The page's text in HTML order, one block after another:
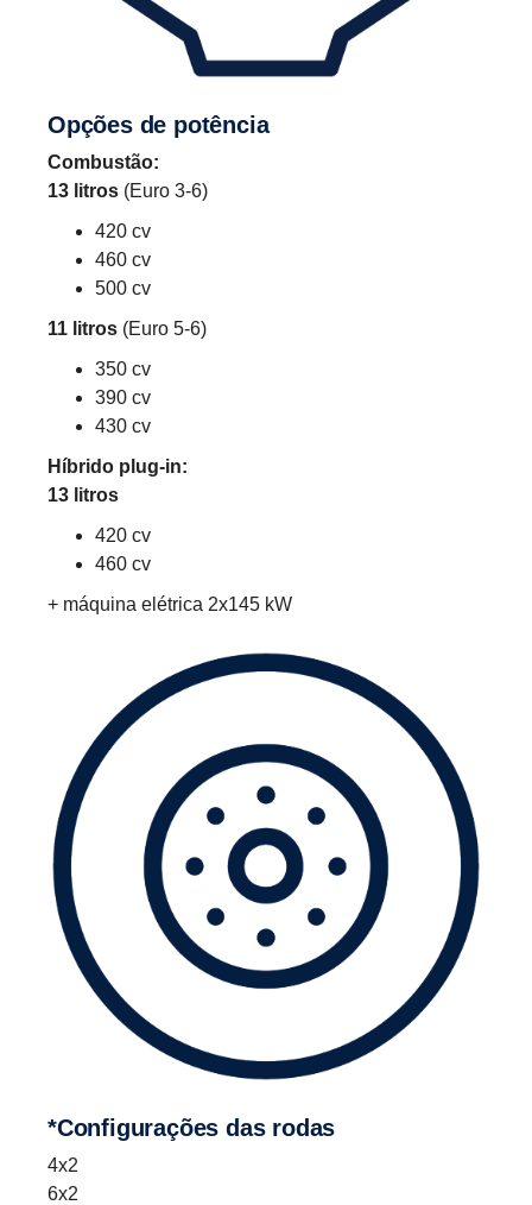
Opções de potência
Combustão:
13 litros (Euro 3-6)
420 cv
460 cv
500 cv
11 litros (Euro 5-6)
350 cv
390 cv
430 cv
Híbrido plug-in:
13 litros
420 cv
460 cv
+ máquina elétrica 2x145 kW
*Confi­gu­ra­ções das rodas
4x2
6x2